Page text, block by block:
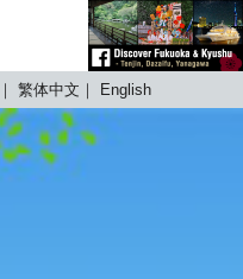
繁体中文 English